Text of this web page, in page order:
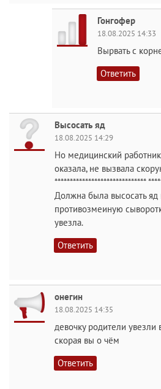
Гонгофер
18.08.2025 14:33
Вырвать с
Ответить
Высосать яд
18.08.2025 14:29
Но медицинский
оказала, не вызвала
******************************
Должна была высосать яд
противозмеиную
увезла.
Ответить
онегин
18.08.2025 14:35
девочку родители увезли
скорая вы о чём
Ответить